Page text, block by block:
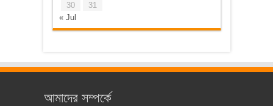
30
31
« Jul
আমাদের সম্পর্কে